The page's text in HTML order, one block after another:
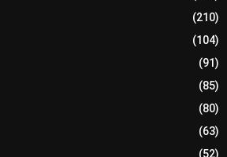
(210)
(104)
(91)
(85)
(80)
(63)
(52)